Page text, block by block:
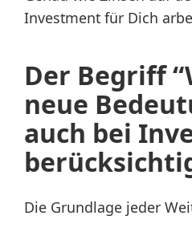
Investment für Dich
Der Begriff
neue
auch bei
Die Grundlage jeder